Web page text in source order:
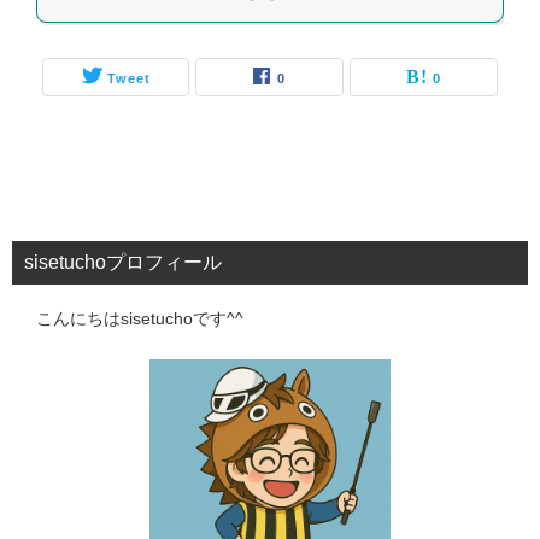
Tweet 0 0
sisetuchoプロフィール
こんにちはsisetuchoです^^